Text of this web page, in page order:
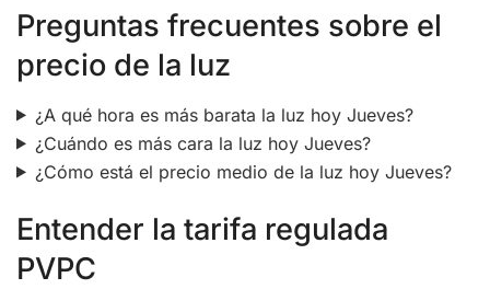
Preguntas frecuentes sobre el
precio de la luz
¿A qué hora es más barata la luz hoy Jueves?
¿Cuándo es más cara la luz hoy Jueves?
¿Cómo está el precio medio de la luz hoy Jueves?
Entender la tarifa regulada
PVPC